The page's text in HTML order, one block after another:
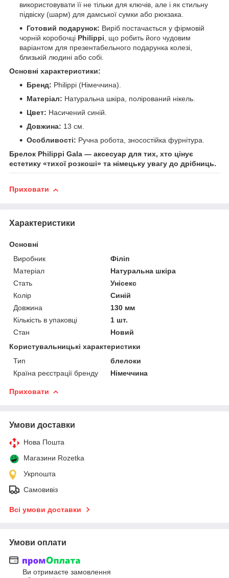
використовувати її не тільки для ключів, але і як стильну
підвіску (шарм) для дамської сумки або рюкзака.
Готовий подарунок: Виріб постачається у фірмовій
чорній коробочці Philippi, що робить його чудовим
варіантом для презентабельного подарунка колезі,
близькій людині або собі.
Основні характеристики:
Бренд: Philippi (Німеччина).
Матеріал: Натуральна шкіра, полірований нікель.
Цвет: Насичений синій.
Довжина: 13 см.
Особливості: Ручна робота, зносостійка фурнітура.
Брелок Philippi Gala — аксесуар для тих, хто цінує
естетику «тихої розкоші» та німецьку увагу до дрібниць.
Приховати
Характеристики
Основні
Виробник
Філіп
Матеріал
Натуральна шкіра
Стать
Унісекс
Колір
Синій
Довжина
130 мм
Кількість в упаковці
1 шт.
Стан
Новий
Користувальницькі характеристики
Тип
блелоки
Країна реєстрації бренду
Німеччина
Приховати
Умови доставки
Нова Пошта
Магазини Rozetka
Укрпошта
Самовивіз
Всі умови доставки
Умови оплати
Ви отримаєте замовлення